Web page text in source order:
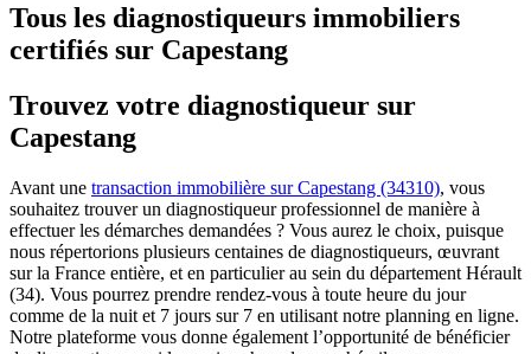
Tous les diagnostiqueurs immobiliers
certifiés sur Capestang
Trouvez votre diagnostiqueur sur
Capestang
Avant une transaction immobilière sur Capestang (34310), vous
souhaitez trouver un diagnostiqueur professionnel de manière à
effectuer les démarches demandées ? Vous aurez le choix, puisque
nous répertorions plusieurs centaines de diagnostiqueurs, œuvrant
sur la France entière, et en particulier au sein du département Hérault
(34). Vous pourrez prendre rendez-vous à toute heure du jour
comme de la nuit et 7 jours sur 7 en utilisant notre planning en ligne.
Notre plateforme vous donne également l’opportunité de bénéficier